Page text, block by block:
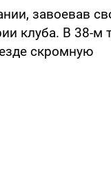
завоевав
клуба. В 38-м
скромную